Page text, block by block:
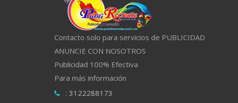
Contacto solo para servicios de PUBLICIDAD
ANUNCIE CON NOSOTROS
Publicidad 100% Efectiva
Para más información
: 3122288173